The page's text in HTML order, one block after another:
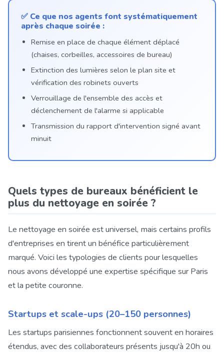
✅ Ce que nos agents font systématiquement
après chaque soirée :
Remise en place de chaque élément déplacé
(chaises, corbeilles, accessoires de bureau)
Extinction des lumières selon le plan site et
vérification des robinets ouverts
Verrouillage de l'ensemble des accès et
déclenchement de l'alarme si applicable
Transmission du rapport d'intervention signé avant
minuit
Quels types de bureaux bénéficient le
plus du nettoyage en soirée ?
Le nettoyage en soirée est universel, mais certains profils
d'entreprises en tirent un bénéfice particulièrement
marqué. Voici les typologies de clients pour lesquelles
nous avons développé une expertise spécifique sur Paris
et la petite couronne.
Startups et scale-ups (20–150 personnes)
Les startups parisiennes fonctionnent souvent en horaires
étendus, avec des collaborateurs présents jusqu'à 20h ou